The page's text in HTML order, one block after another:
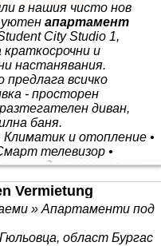
в нашия чисто нов
уютен апартамент
City Studio 1,
краткосрочни и
настанявания.
всичко
- просторен
диван,
баня.
Климатик и отопление •
телевизор •
разстояние
Идеален избор за
делови пътувания.
Vermietung
» Апартаменти под
област Бургас